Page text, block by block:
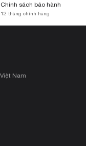
Chính sách bảo hành
12 tháng chính hãng
Nam